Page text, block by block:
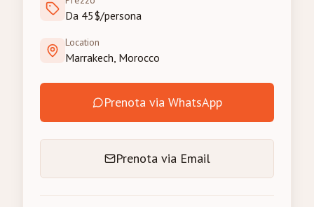
Da 45$/persona
Location
Marrakech, Morocco
Prenota via WhatsApp
Prenota via Email